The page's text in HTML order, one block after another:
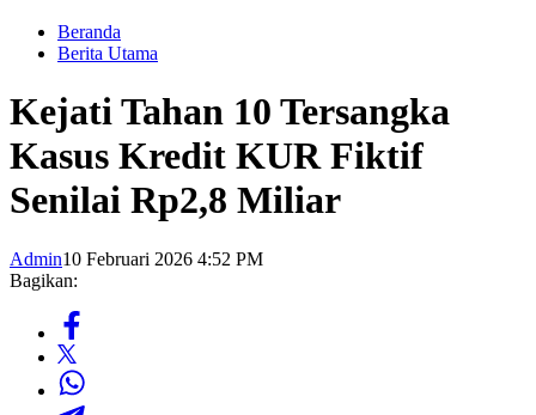
Beranda
Berita Utama
Kejati Tahan 10 Tersangka
Kasus Kredit KUR Fiktif
Senilai Rp2,8 Miliar
Admin10 Februari 2026 4:52 PM
Bagikan: